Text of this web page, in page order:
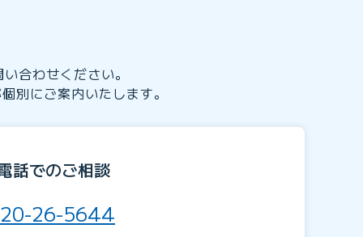
合わせください。
別にご案内いたします。
話でのご相談
26-5644